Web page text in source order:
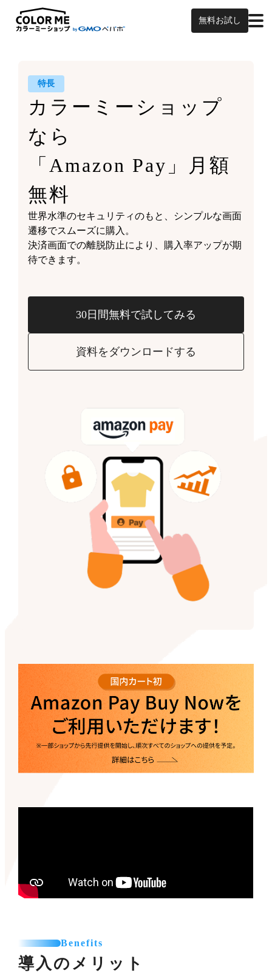
無料お試し
特長
カラーミーショップ
なら
「Amazon Pay」月額
無料
世界水準のセキュリティのもと、シンプルな画面
遷移でスムーズに購入。
決済画面での離脱防止により、購入率アップが期
待できます。
30日間無料で試してみる
資料をダウンロードする
Benefits
導入のメリット